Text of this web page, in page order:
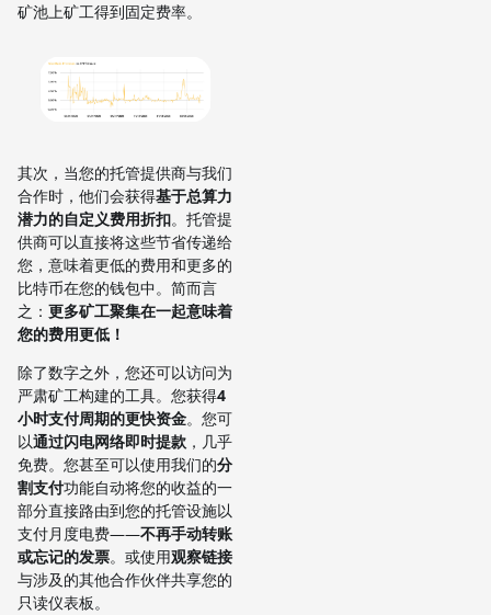
矿池上矿工得到固定费率。
其次，当您的托管提供商与我们
合作时，他们会获得基于总算力
潜力的自定义费用折扣。托管提
供商可以直接将这些节省传递给
您，意味着更低的费用和更多的
比特币在您的钱包中。简而言
之： 更多矿工聚集在一起意味着
您的费用更低！
除了数字之外，您还可以访问为
严肃矿工构建的工具。您获得4
小时支付周期的更快资金。您可
以通过闪电网络即时提款 ，几乎
免费。您甚至可以使用我们的分
割支付功能自动将您的收益的一
部分直接路由到您的托管设施以
支付月度电费——不再手动转账
或忘记的发票。或使用观察链接
与涉及的其他合作伙伴共享您的
只读仪表板。